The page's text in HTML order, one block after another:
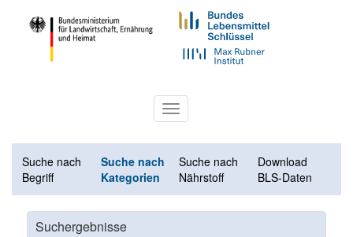
Toggle
navigation
Suche nach
Begriff
Suche nach
Kategorien
Suche nach
Nährstoff
Download
BLS-Daten
Suchergebnisse